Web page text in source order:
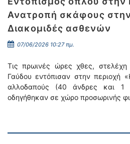
Ανατροπή σκάφους
Διακομιδές ασθενών
07/06/2026 10:27 πμ.
Τις πρωινές ώρες χθες, στελέχη
Γαύδου εντόπισαν στην περιοχή
αλλοδαπούς (40 άνδρες και 1
οδηγήθηκαν σε χώρο προσωρινής